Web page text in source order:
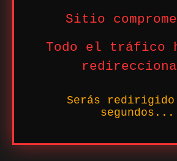
Sitio
Todo el tráfico
Serás redirigido
segundos...